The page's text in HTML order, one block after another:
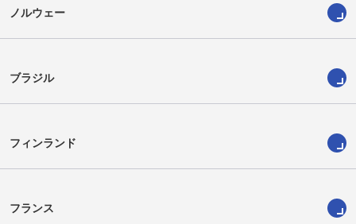
ノルウェー
ブラジル
フィンランド
フランス